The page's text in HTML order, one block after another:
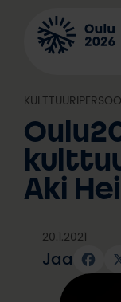
sisältöön
Aki
20.1.2021
Jaa